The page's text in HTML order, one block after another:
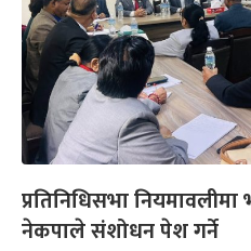
प्रतिनिधिसभा
नेकपाले संशोधन पेश गर्ने